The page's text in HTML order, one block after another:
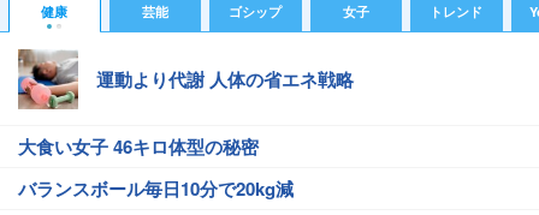
健康 芸能 ゴシップ 女子 トレンド
運動より代謝 人体の省エネ戦略
大食い女子 46キロ体型の秘密
バランスボール毎日10分で20kg減